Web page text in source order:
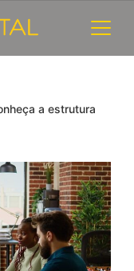
a estrutura